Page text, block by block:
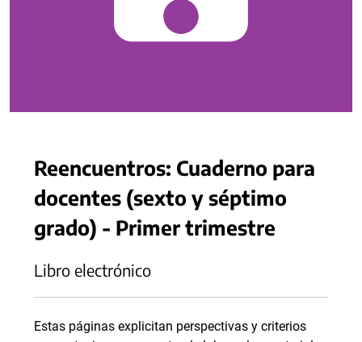
Reencuentros: Cuaderno para
docentes (sexto y séptimo
grado) - Primer trimestre
Libro electrónico
Estas páginas explicitan perspectivas y criterios